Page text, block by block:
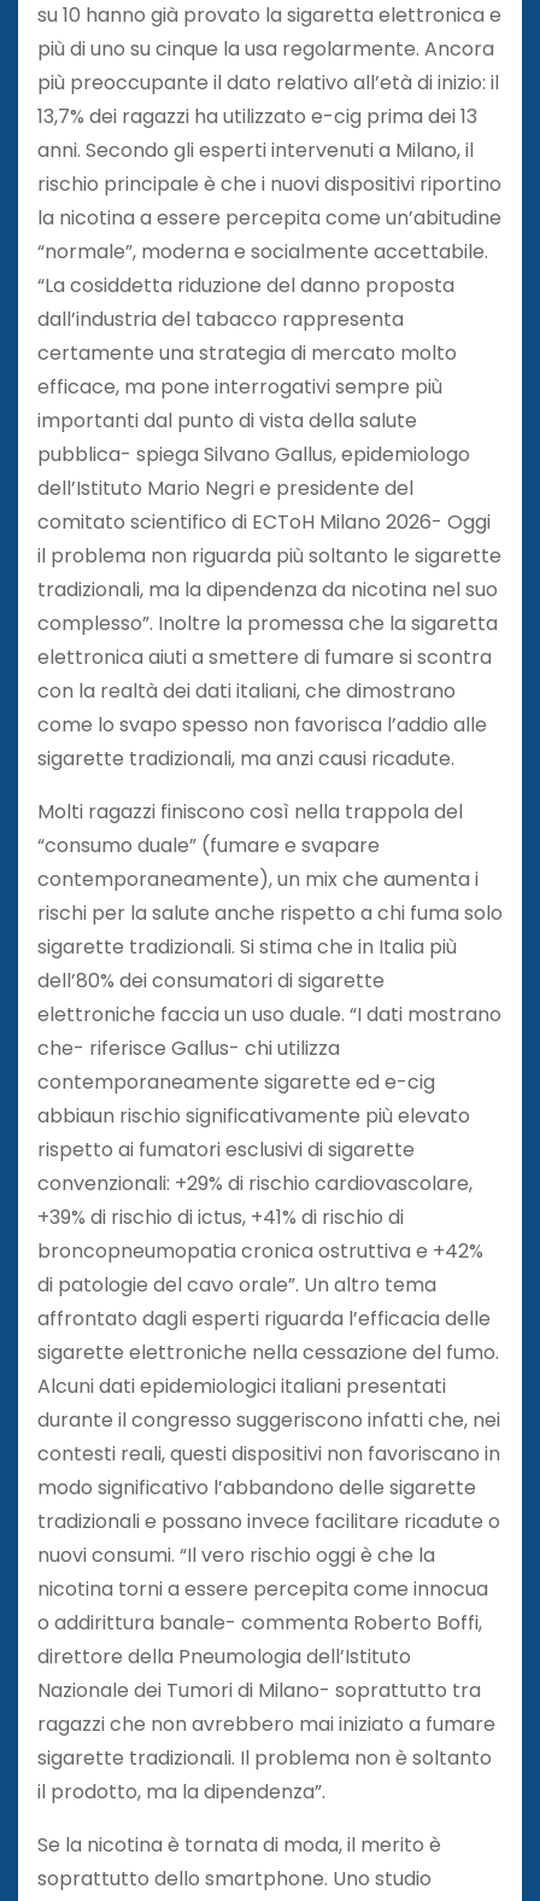
su 10 hanno già provato la sigaretta elettronica e
più di uno su cinque la usa regolarmente. Ancora
più preoccupante il dato relativo all’età di inizio: il
13,7% dei ragazzi ha utilizzato e-cig prima dei 13
anni. Secondo gli esperti intervenuti a Milano, il
rischio principale è che i nuovi dispositivi riportino
la nicotina a essere percepita come un’abitudine
“normale”, moderna e socialmente accettabile.
“La cosiddetta riduzione del danno proposta
dall’industria del tabacco rappresenta
certamente una strategia di mercato molto
efficace, ma pone interrogativi sempre più
importanti dal punto di vista della salute
pubblica- spiega Silvano Gallus, epidemiologo
dell’Istituto Mario Negri e presidente del
comitato scientifico di ECToH Milano 2026- Oggi
il problema non riguarda più soltanto le sigarette
tradizionali, ma la dipendenza da nicotina nel suo
complesso”. Inoltre la promessa che la sigaretta
elettronica aiuti a smettere di fumare si scontra
con la realtà dei dati italiani, che dimostrano
come lo svapo spesso non favorisca l’addio alle
sigarette tradizionali, ma anzi causi ricadute.
Molti ragazzi finiscono così nella trappola del
“consumo duale” (fumare e svapare
contemporaneamente), un mix che aumenta i
rischi per la salute anche rispetto a chi fuma solo
sigarette tradizionali. Si stima che in Italia più
dell’80% dei consumatori di sigarette
elettroniche faccia un uso duale. “I dati mostrano
che- riferisce Gallus- chi utilizza
contemporaneamente sigarette ed e-cig
abbiaun rischio significativamente più elevato
rispetto ai fumatori esclusivi di sigarette
convenzionali: +29% di rischio cardiovascolare,
+39% di rischio di ictus, +41% di rischio di
broncopneumopatia cronica ostruttiva e +42%
di patologie del cavo orale”. Un altro tema
affrontato dagli esperti riguarda l’efficacia delle
sigarette elettroniche nella cessazione del fumo.
Alcuni dati epidemiologici italiani presentati
durante il congresso suggeriscono infatti che, nei
contesti reali, questi dispositivi non favoriscano in
modo significativo l’abbandono delle sigarette
tradizionali e possano invece facilitare ricadute o
nuovi consumi. “Il vero rischio oggi è che la
nicotina torni a essere percepita come innocua
o addirittura banale- commenta Roberto Boffi,
direttore della Pneumologia dell’Istituto
Nazionale dei Tumori di Milano- soprattutto tra
ragazzi che non avrebbero mai iniziato a fumare
sigarette tradizionali. Il problema non è soltanto
il prodotto, ma la dipendenza”.
Se la nicotina è tornata di moda, il merito è
soprattutto dello smartphone. Uno studio